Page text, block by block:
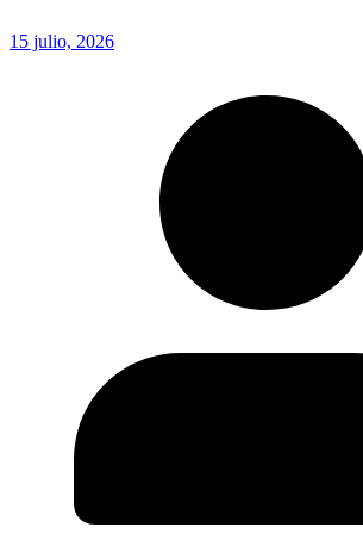
15 julio, 2026